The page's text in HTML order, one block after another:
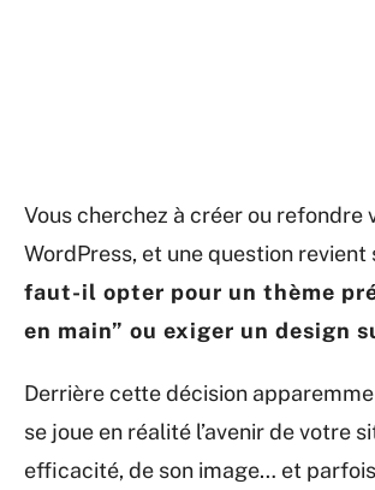
Vous cherchez à créer ou refondre
WordPress, et une question revient
faut-il opter pour un thème
en main” ou exiger un design
Derrière cette décision
se joue en réalité l’avenir de votre
efficacité, de son image… et